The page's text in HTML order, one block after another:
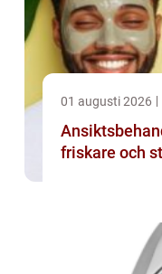
01 augusti 2026
friskare och